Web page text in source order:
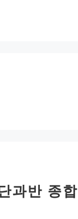
과반 종합